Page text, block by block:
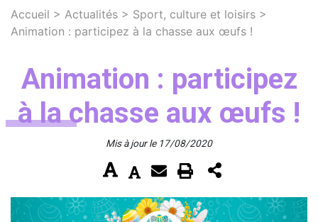
SOCIAL ET SOLIDARITÉ
VIE ÉCONOMIQUEET EMPLOI
SPORT, CULTURE ET LOISIRS
Accueil > Actualités > Sport, culture et loisirs >
Animation : participez à la chasse aux œufs !
Animation : participez
à la chasse aux œufs !
Mis à jour le 17/08/2020